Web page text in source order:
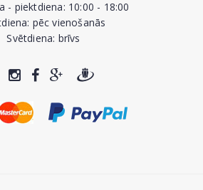
- piektdiena: 10:00 - 18:00
pēc vienošanās
Svētdiena: brīvs